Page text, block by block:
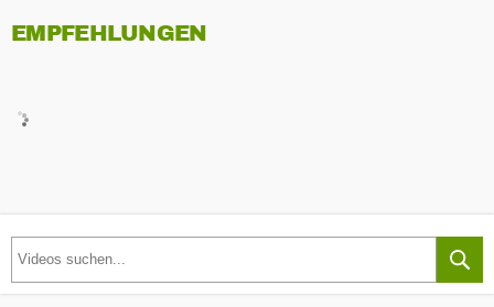
EMPFEHLUNGEN